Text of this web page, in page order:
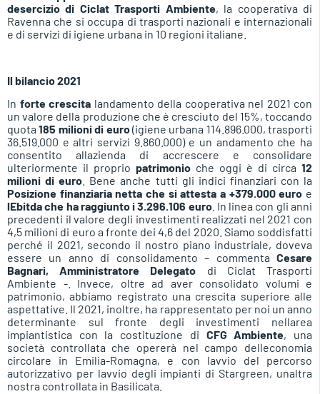
desercizio di Ciclat Trasporti Ambiente, la cooperativa di
Ravenna che si occupa di trasporti nazionali e internazionali
e di servizi di igiene urbana in 10 regioni italiane.
Il bilancio 2021
In forte crescita landamento della cooperativa nel 2021 con
un valore della produzione che è cresciuto del 15%, toccando
quota185 milioni di euro(igiene urbana 114.896.000, trasporti
36.519.000 e altri servizi 9.860.000) e un andamento che ha
consentito allazienda di accrescere e consolidare
ulteriormente il proprio patrimonio che oggi è di circa 12
milioni di euro . Bene anche tutti gli indici finanziari con la
Posizione finanziaria netta che si attesta a +379.000 euro e
lEbitda che ha raggiunto i 3.296.106 euro. In linea con gli anni
precedenti il valore degli investimenti realizzati nel 2021 con
4,5 milioni di euro a fronte dei 4,6 del 2020. Siamo soddisfatti
perché il 2021, secondo il nostro piano industriale, doveva
essere un anno di consolidamento – commenta Cesare
Bagnari, Amministratore Delegato di Ciclat Trasporti
Ambiente -. Invece, oltre ad aver consolidato volumi e
patrimonio, abbiamo registrato una crescita superiore alle
aspettative. Il 2021, inoltre, ha rappresentato per noi un anno
determinante sul fronte degli investimenti nellarea
impiantistica con la costituzione di CFG Ambiente, una
società controllata che opererà nel campo delleconomia
circolare in Emilia-Romagna, e con lavvio del percorso
autorizzativo per lavvio degli impianti di Stargreen, unaltra
nostra controllata in Basilicata.